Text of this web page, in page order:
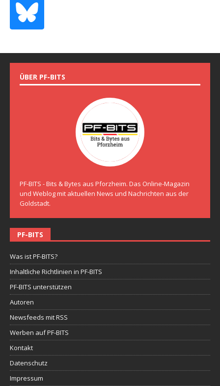
ÜBER PF-BITS
PF-BITS - Bits & Bytes aus Pforzheim. Das Online-Magazin
und Weblog mit aktuellen News und Nachrichten aus der
Goldstadt.
PF-BITS
Was ist PF-BITS?
Inhaltliche Richtlinien in PF-BITS
PF-BITS unterstützen
Autoren
Newsfeeds mit RSS
Werben auf PF-BITS
Kontakt
Datenschutz
Impressum